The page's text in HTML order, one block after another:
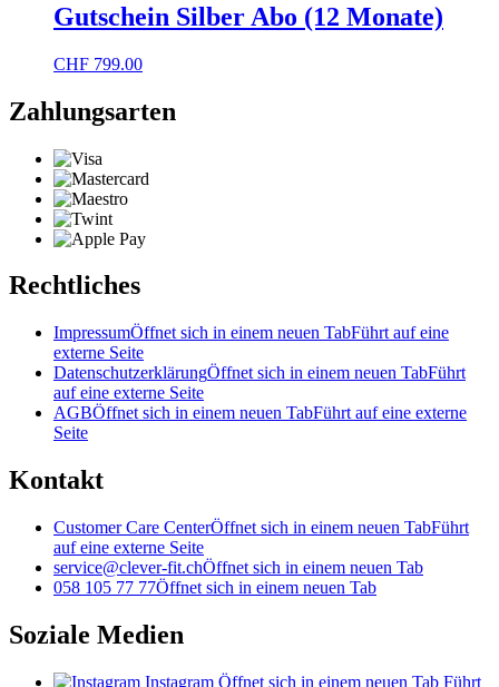
Gutschein Silber Abo (12 Monate)
CHF 799.00
Zahlungsarten
Rechtliches
ImpressumÖffnet sich in einem neuen TabFührt auf eine
externe Seite
DatenschutzerklärungÖffnet sich in einem neuen TabFührt
auf eine externe Seite
AGBÖffnet sich in einem neuen TabFührt auf eine externe
Seite
Kontakt
Customer Care CenterÖffnet sich in einem neuen TabFührt
auf eine externe Seite
service@clever-fit.chÖffnet sich in einem neuen Tab
058 105 77 77Öffnet sich in einem neuen Tab
Soziale Medien
Instagram Öffnet sich in einem neuen Tab Führt